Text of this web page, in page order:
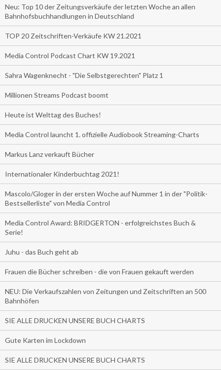
Neu: Top 10 der Zeitungsverkäufe der letzten Woche an allen
Bahnhofsbuchhandlungen in Deutschland
TOP 20 Zeitschriften-Verkäufe KW 21.2021
Media Control Podcast Chart KW 19.2021
Sahra Wagenknecht - "Die Selbstgerechten" Platz 1
Millionen Streams Podcast boomt
Heute ist Welttag des Buches!
Media Control launcht 1. offizielle Audiobook Streaming-Charts
Markus Lanz verkauft Bücher
Internationaler Kinderbuchtag 2021!
Mascolo/Gloger in der ersten Woche auf Nummer 1 in der "Politik-
Bestsellerliste" von Media Control
Media Control Award: BRIDGERTON - erfolgreichstes Buch &
Serie!
Juhu - das Buch geht ab
Frauen die Bücher schreiben - die von Frauen gekauft werden
NEU: Die Verkaufszahlen von Zeitungen und Zeitschriften an 500
Bahnhöfen
SIE ALLE DRUCKEN UNSERE BUCH CHARTS
Gute Karten im Lockdown
SIE ALLE DRUCKEN UNSERE BUCH CHARTS